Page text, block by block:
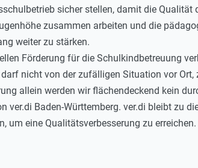
sicher stellen, damit die
zusammen arbeiten und die
weiter zu stärken.
Förderung für die Schulkindbetreuung
nicht von der zufälligen Situation vor Ort,
allein werden wir flächendeckend kein
ver.di Baden-Württemberg. ver.di bleibt zu
um eine Qualitätsverbesserung zu erreichen.